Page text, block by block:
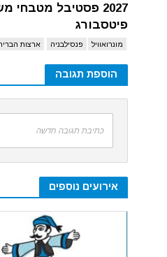
2027 פסטיבל
פיטסבורג
מונרואוויל פנסילבניה ארצות
הוספת תגובה
כתיבת תגובה חדשה
אירועים נוספים